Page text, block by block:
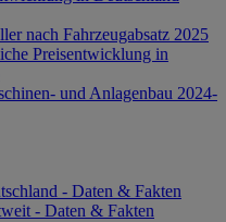
nach Fahrzeugabsatz 2025
Preisentwicklung in
und Anlagenbau 2024-
- Daten & Fakten
- Daten & Fakten